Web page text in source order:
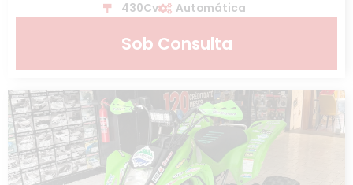
430Cv
Automática
Sob Consulta